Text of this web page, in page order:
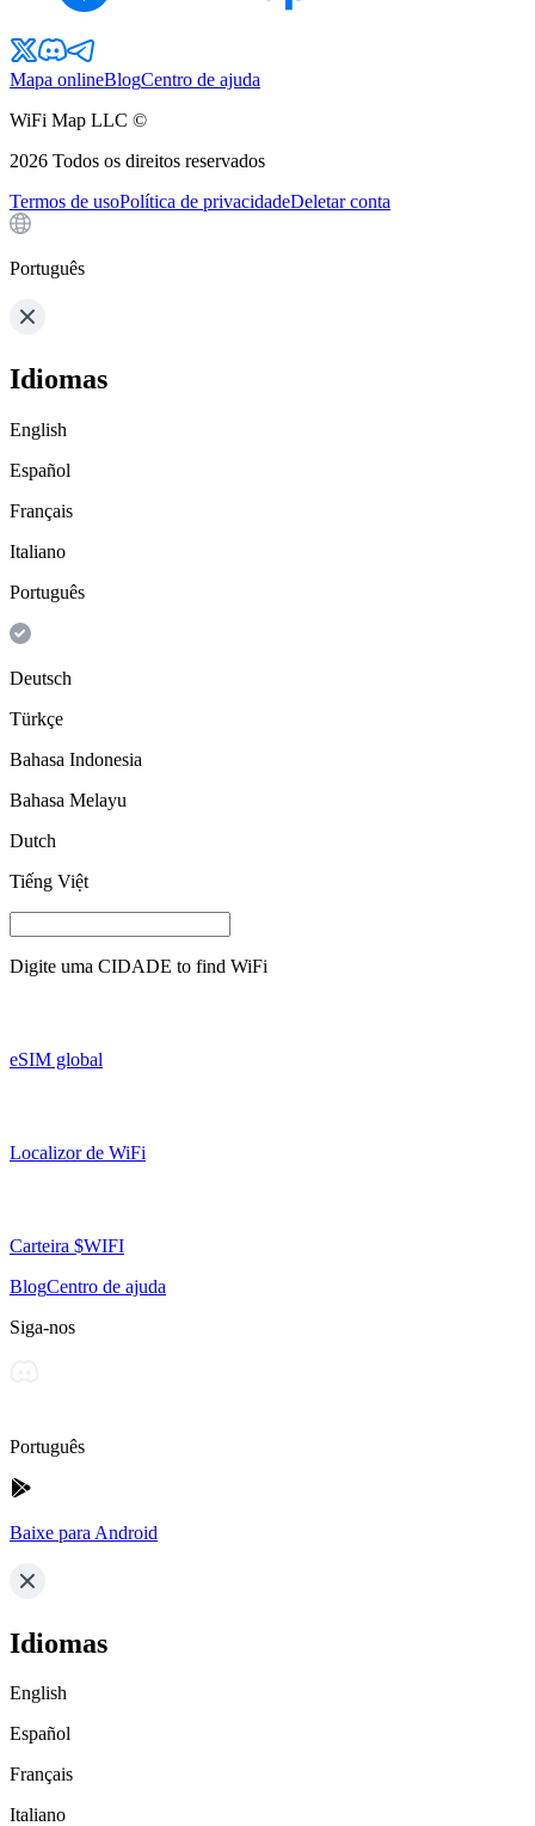
Mapa onlineBlogCentro de ajuda
WiFi Map LLC ©
2026 Todos os direitos reservados
Termos de usoPolítica de privacidadeDeletar conta
Português
Idiomas
English
Español
Français
Italiano
Português
Deutsch
Türkçe
Bahasa Indonesia
Bahasa Melayu
Dutch
Tiếng Việt
Digite uma CIDADE to find WiFi
eSIM global
Localizor de WiFi
Carteira $WIFI
BlogCentro de ajuda
Siga-nos
Português
Baixe para Android
Idiomas
English
Español
Français
Italiano